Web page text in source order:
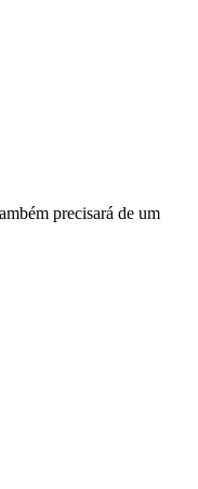
precisará de um